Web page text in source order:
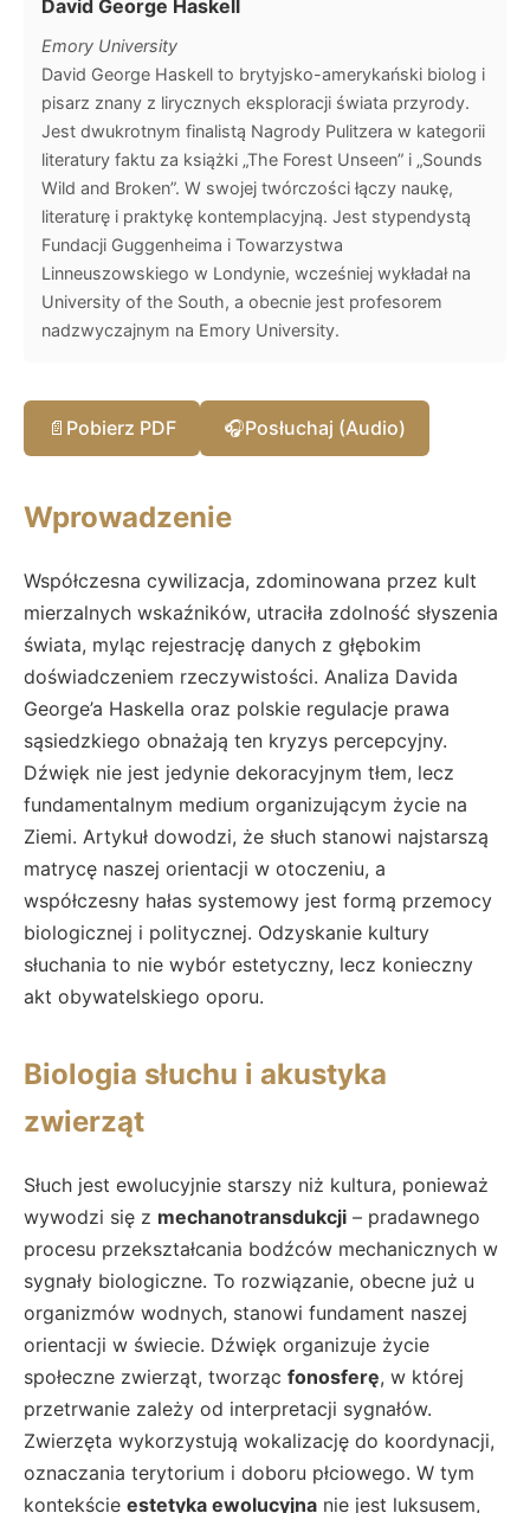
David George Haskell
Emory University
David George Haskell to brytyjsko-amerykański biolog i
pisarz znany z lirycznych eksploracji świata przyrody.
Jest dwukrotnym finalistą Nagrody Pulitzera w kategorii
literatury faktu za książki „The Forest Unseen” i „Sounds
Wild and Broken”. W swojej twórczości łączy naukę,
literaturę i praktykę kontemplacyjną. Jest stypendystą
Fundacji Guggenheima i Towarzystwa
Linneuszowskiego w Londynie, wcześniej wykładał na
University of the South, a obecnie jest profesorem
nadzwyczajnym na Emory University.
📄 Pobierz PDF 🎧Posłuchaj (Audio)
Wprowadzenie
Współczesna cywilizacja, zdominowana przez kult
mierzalnych wskaźników, utraciła zdolność słyszenia
świata, myląc rejestrację danych z głębokim
doświadczeniem rzeczywistości. Analiza Davida
George’a Haskella oraz polskie regulacje prawa
sąsiedzkiego obnażają ten kryzys percepcyjny.
Dźwięk nie jest jedynie dekoracyjnym tłem, lecz
fundamentalnym medium organizującym życie na
Ziemi. Artykuł dowodzi, że słuch stanowi najstarszą
matrycę naszej orientacji w otoczeniu, a
współczesny hałas systemowy jest formą przemocy
biologicznej i politycznej. Odzyskanie kultury
słuchania to nie wybór estetyczny, lecz konieczny
akt obywatelskiego oporu.
Biologia słuchu i akustyka
zwierząt
Słuch jest ewolucyjnie starszy niż kultura, ponieważ
wywodzi się z mechanotransdukcji – pradawnego
procesu przekształcania bodźców mechanicznych w
sygnały biologiczne. To rozwiązanie, obecne już u
organizmów wodnych, stanowi fundament naszej
orientacji w świecie. Dźwięk organizuje życie
społeczne zwierząt, tworząc fonosferę, w której
przetrwanie zależy od interpretacji sygnałów.
Zwierzęta wykorzystują wokalizację do koordynacji,
oznaczania terytorium i doboru płciowego. W tym
kontekście estetyka ewolucyjna nie jest luksusem,